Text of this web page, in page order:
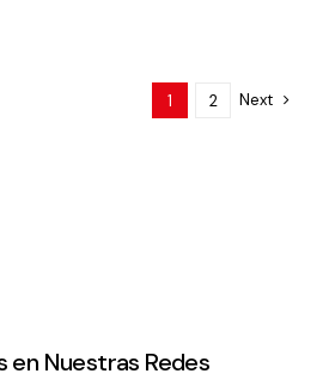
1 2 Next
en Nuestras Redes